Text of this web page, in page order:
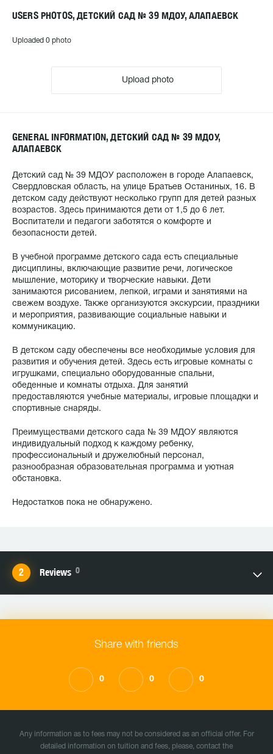
USERS PHOTOS, ДЕТСКИЙ САД № 39 МДОУ, АЛАПАЕВСК
Uploaded 0 photo
Upload photo
GENERAL INFORMATION, ДЕТСКИЙ САД № 39 МДОУ,
АЛАПАЕВСК
Детский сад № 39 МДОУ расположен в городе Алапаевск,
Свердловская область, на улице Братьев Останиных, 16. В
детском саду действуют несколько групп для детей разных
возрастов. Здесь принимаются дети от 1,5 до 6 лет.
Воспитатели и педагоги заботятся о комфорте и
безопасности детей.
В учебной программе детского сада есть специальные
дисциплины, включающие развитие речи, логическое
мышление, моторику и творческие навыки. Дети
занимаются рисованием, лепкой, играми и занятиями на
свежем воздухе. Также организуются экскурсии, праздники
и мероприятия, развивающие социальные навыки и
коммуникацию.
В детском саду обеспечены все необходимые условия для
развития и обучения детей. Здесь есть игровые комнаты с
игрушками, специально оборудованные спальни,
обеденные и комнаты отдыха. Для занятий
предоставляются учебные материалы, игровые площадки и
спортивные снаряды.
Преимуществами детского сада № 39 МДОУ являются
индивидуальный подход к каждому ребенку,
профессиональный и дружелюбный персонал,
разнообразная образовательная программа и уютная
обстановка.
Недостатков пока не обнаружено.
Reviews 0
Share with friends
0 0 0
Any information as to fees may not be considered as an official offer. For
detailed information on tuition and fees, please, contact the